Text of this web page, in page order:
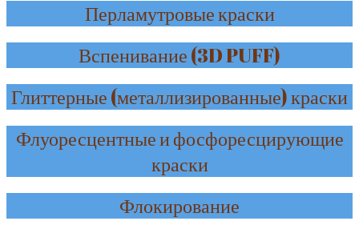
Перламутровые краски
Вспенивание (3D PUFF)
Глиттерные (металлизированные) краски
Флуоресцентные и фосфоресцирующие
краски
Флокирование